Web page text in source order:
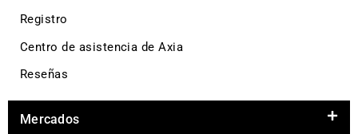
Registro
Centro de asistencia de Axia
Reseñas
Mercados